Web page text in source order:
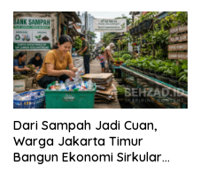
Dari Sampah Jadi Cuan,
Warga Jakarta Timur
Bangun Ekonomi Sirkular